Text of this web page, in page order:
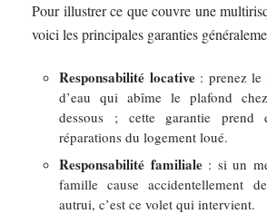
Pour illustrer ce que couvre une
voici les principales garanties
Responsabilité locative: prenez le
d’eau qui abîme le plafond
dessous ; cette garantie prend
réparations du logement loué.
Responsabilité familiale: si un
famille cause accidentellement
autrui, c’est ce volet qui intervient.